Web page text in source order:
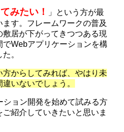
みたい！
」という方が最
す。フレームワークの普及
居が下がってきつつある現
Webアプリケーションを構
。
からしてみれば、やはり未
いないでしょう。
ション開発を始めて試みる方
紹介していきたいと思いま